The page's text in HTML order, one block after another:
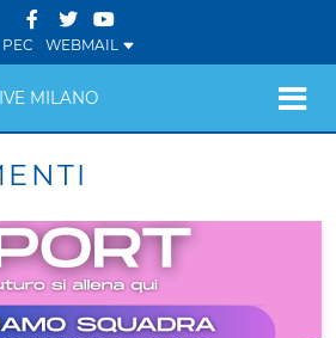
PEC WEBMAIL
MILANO